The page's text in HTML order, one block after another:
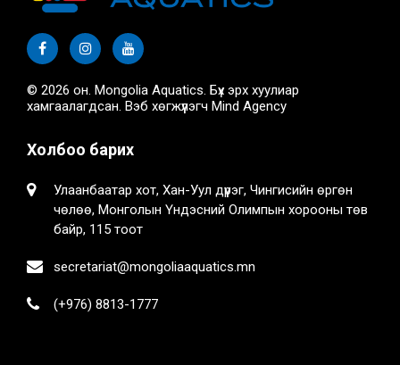
© 2026 он. Mongolia Aquatics. Бүх эрх хуулиар
хамгаалагдсан. Вэб хөгжүүлэгч Mind Agency
Холбоо барих
Улаанбаатар хот, Хан-Уул дүүрэг, Чингисийн өргөн
чөлөө, Монголын Үндэсний Олимпын хорооны төв
байр, 115 тоот
secretariat@mongoliaaquatics.mn
(+976) 8813-1777